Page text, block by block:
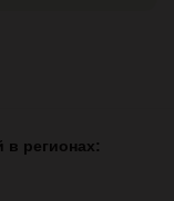
в регионах: